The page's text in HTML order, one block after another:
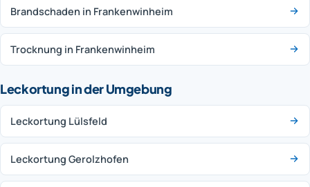
Brandschaden in Frankenwinheim
Trocknung in Frankenwinheim
Leckortung in der Umgebung
Leckortung Lülsfeld
Leckortung Gerolzhofen